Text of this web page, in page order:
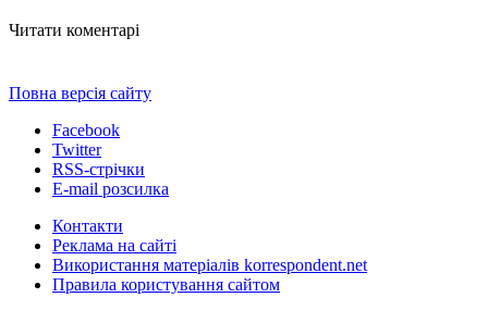
Читати коментарі
Повна версія сайту
Facebook
Twitter
RSS-стрічки
E-mail розсилка
Контакти
Реклама на сайті
Використання матеріалів korrespondent.net
Правила користування сайтом